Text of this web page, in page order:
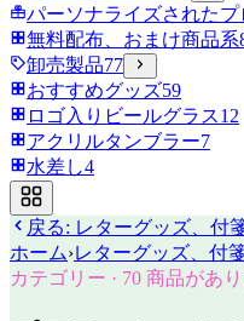
パーソナライズされた
無料配布、おまけ商品系
卸売製品77
おすすめグッズ59
ロゴ入りビールグラス12
アクリルタンブラー7
水差し4
戻る: レターグッズ、付
ホーム›レターグッズ、付
カテゴリー · 70 商品があり